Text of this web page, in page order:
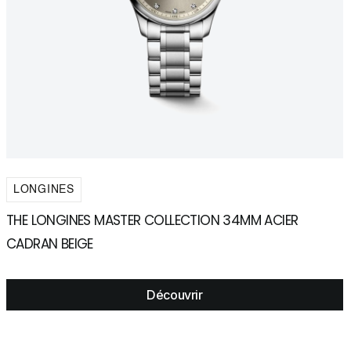
LONGINES
THE LONGINES MASTER COLLECTION 34MM ACIER
CADRAN BEIGE
Découvrir